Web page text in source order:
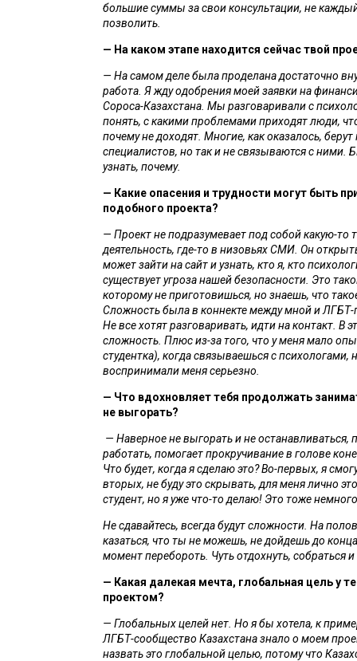
большие суммы за свои консультации, не
позволить.
— На каком этапе находится сейчас твой
— На самом деле была проделана достаточно
работа. Я жду одобрения моей заявки на
Сороса-Казахстана. Мы разговаривали с
понять, с какими проблемами приходят люди,
почему не доходят. Многие, как оказалось,
специалистов, но так и не связываются с ними.
узнать, почему.
— Какие опасения и трудности могут быть
подобного проекта?
— Проект не подразумевает под собой какую-то
деятельность, где-то в низовьях СМИ. Он
может зайти на сайт и узнать, кто я, кто
существует угроза нашей безопасности. Это
которому не приготовишься, но знаешь, что
Сложность была в коннекте между мной и ЛГБТ-
Не все хотят разговаривать, идти на контакт. В
сложность. Плюс из-за того, что у меня мало
студентка), когда связываешься с психологами,
воспринимали меня серьезно.
— Что вдохновляет тебя продолжать
не выгорать?
— Наверное не выгорать и не останавливаться,
работать, помогает прокручивание в голове
Что будет, когда я сделаю это? Во-первых, я
вторых, не буду это скрывать, для меня лично
студент, но я уже что-то делаю! Это тоже
Не сдавайтесь, всегда будут сложности. На
казаться, что ты не можешь, не дойдешь до
момент перебороть. Чуть отдохнуть, собраться
— Какая далекая мечта, глобальная цель у
проектом?
— Глобальных целей нет. Но я бы хотела, к
ЛГБТ-сообщество Казахстана знало о моем
назвать это глобальной целью, потому что